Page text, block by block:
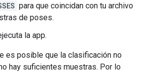
para que coincidan con tu archivo
de poses.
la app.
es posible que la clasificación no
hay suficientes muestras. Por lo